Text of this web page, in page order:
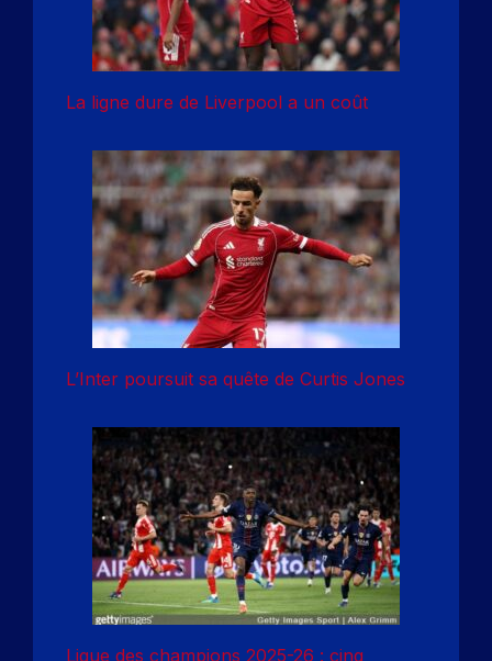
La ligne dure de Liverpool a un coût
L’Inter poursuit sa quête de Curtis Jones
Ligue des champions 2025-26 : cinq